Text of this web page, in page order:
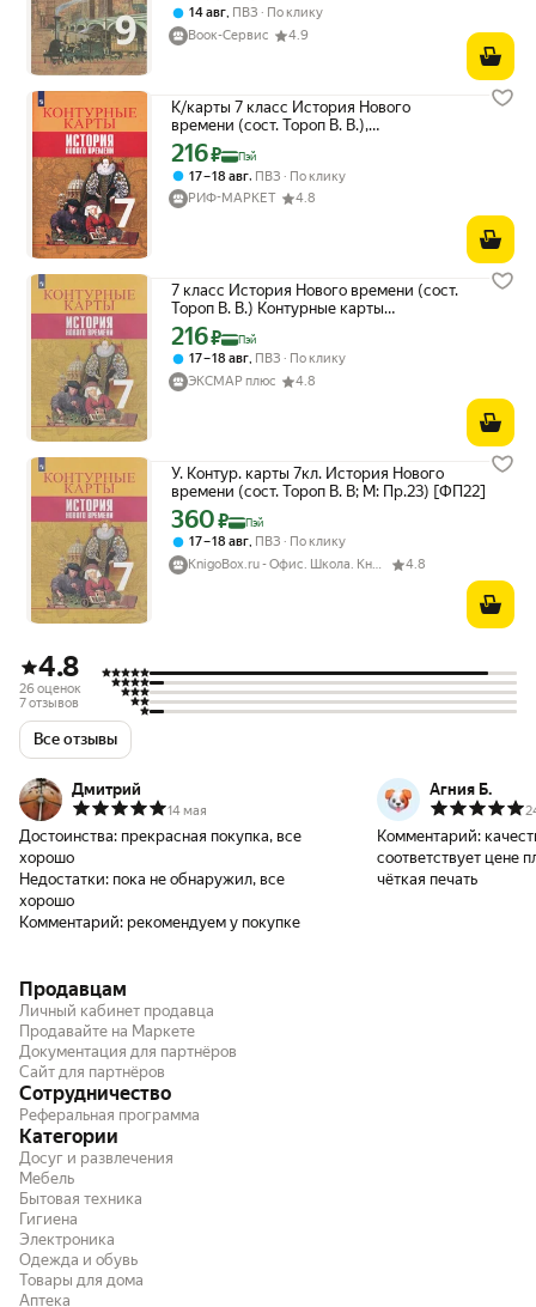
14 авг ПВЗ
По клику
Воок-Сервис
4.9
К/карты 7 класс История Нового
времени (сост. Тороп В. В.),
(Просвещение, 2022)
Цена с картой Яндекс Пэй 216 ₽ вместо
216₽ Пэй
17 – 18 авг, ПВЗ
По клику
РИФ-МАРКЕТ
4.8
7 класс История Нового времени (сост.
Тороп В. В.) Контурные карты
Просвещение 2023
Цена с картой Яндекс Пэй 216 ₽ вместо
216₽ Пэй
17 – 18 авг, ПВЗ
По клику
ЭКСМАР плюс
4.8
У. Контур. карты 7кл. История Нового
времени (сост. Тороп В. В; М: Пр.23) [ФП22]
Цена с картой Яндекс Пэй 360 ₽ вместо
360₽ Пэй
17 – 18 авг ПВЗ
По клику
4.8
4.8
26 оценок
7 отзывов
Все отзывы
Дмитрий
14 мая
Достоинства: прекрасная покупка, все
хорошо
Недостатки: пока не обнаружил, все
хорошо
Комментарий: рекомендуем у покупке
Агния Б.
Комментарий:
соответствует цене
чёткая печать
Продавцам
Личный кабинет продавца
Продавайте на Маркете
Документация для партнёров
Сайт для партнёров
Сотрудничество
Реферальная программа
Категории
Досуг и развлечения
Мебель
Бытовая техника
Гигиена
Электроника
Одежда и обувь
Товары для дома
Аптека